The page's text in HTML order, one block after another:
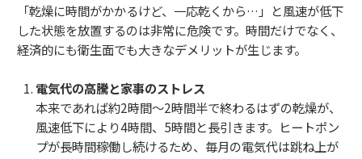
「乾燥に時間がかかるけど、一応乾くから…」と風速が低下
した状態を放置するのは非常に危険です。時間だけでなく、
経済的にも衛生面でも大きなデメリットが生じます。
電気代の高騰と家事のストレス
本来であれば約2時間〜2時間半で終わるはずの乾燥が、
風速低下により4時間、5時間と長引きます。ヒートポン
プが長時間稼働し続けるため、毎月の電気代は跳ね上が